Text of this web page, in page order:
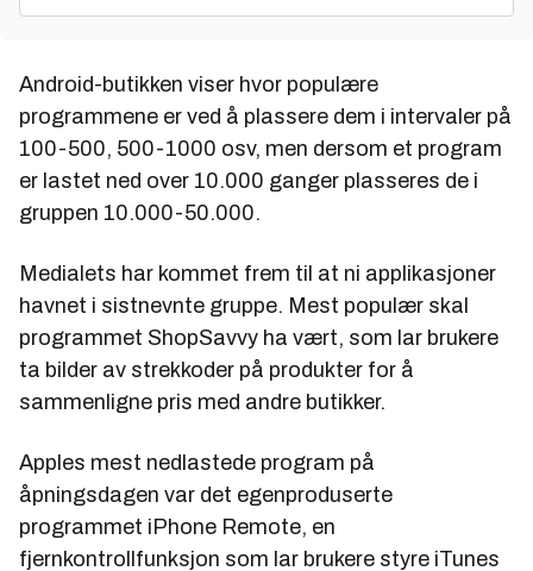
Android-butikken viser hvor populære
programmene er ved å plassere dem i intervaler på
100-500, 500-1000 osv, men dersom et program
er lastet ned over 10.000 ganger plasseres de i
gruppen 10.000-50.000.
Medialets har kommet frem til at ni applikasjoner
havnet i sistnevnte gruppe. Mest populær skal
programmet ShopSavvy ha vært, som lar brukere
ta bilder av strekkoder på produkter for å
sammenligne pris med andre butikker.
Apples mest nedlastede program på
åpningsdagen var det egenproduserte
programmet iPhone Remote, en
fjernkontrollfunksjon som lar brukere styre iTunes